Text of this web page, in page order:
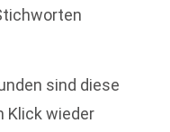
sind diese
Klick wieder